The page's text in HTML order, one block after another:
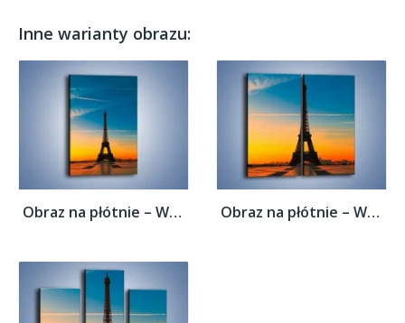
Inne warianty obrazu:
Obraz na płótnie – Wieża Eiffla o... Obraz na płótnie – Wieża Eiffla o...